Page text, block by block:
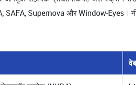
SAFA, Supernova और Window-Eyes। नीचे